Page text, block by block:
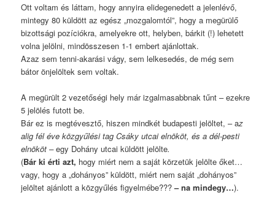
Ott voltam és láttam, hogy annyira elidegenedett a jelenlévő,
mintegy 80 küldött az egész „mozgalomtól”, hogy a megürülő
bizottsági pozíciókra, amelyekre ott, helyben, bárkit (!) lehetett
volna jelölni, mindösszesen 1-1 embert ajánlottak.
Azaz sem tenni-akarási vágy, sem lelkesedés, de még sem
bátor önjelöltek sem voltak.
A megürült 2 vezetőségi hely már izgalmasabbnak tűnt – ezekre
5 jelölés futott be.
Bár ez is megtévesztő, hiszen mindkét budapesti jelöltet, – az
alig fél éve közgyűlési tag Csáky utcai elnököt, és a dél-pesti
elnököt –egy Dohány utcai küldött jelölte.
(Bár ki érti azt, hogy miért nem a saját körzetük jelölte őket…
vagy, hogy a „dohányos” küldött, miért nem saját „dohányos”
jelöltet ajánlott a közgyűlés figyelmébe???– na mindegy…).